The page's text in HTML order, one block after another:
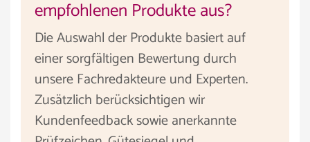
empfohlenen Produkte aus?
Die Auswahl der Produkte basiert auf
einer sorgfältigen Bewertung durch
unsere Fachredakteure und Experten.
Zusätzlich berücksichtigen wir
Kundenfeedback sowie anerkannte